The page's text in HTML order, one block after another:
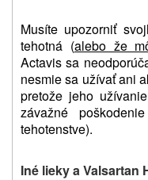
Musíte upozorniť
tehotná (alebo že
Actavis sa
nesmie sa užívať ani
pretože jeho
závažné
tehotenstve).
Iné lieky a Valsartan